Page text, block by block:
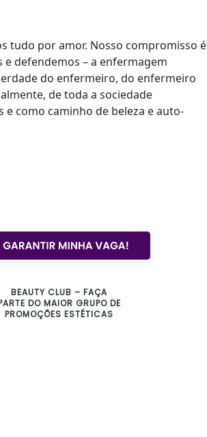
tudo por amor. Nosso compromisso é
defendemos – a enfermagem
do enfermeiro, do enfermeiro
de toda a sociedade
como caminho de beleza e auto-
BEAUTY CLUB – FAÇA
DO MAIOR GRUPO DE
PROMOÇÕES ESTÉTICAS